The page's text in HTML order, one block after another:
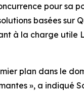
pour sa
basées
à la charge
plan dans le
», a indiqué